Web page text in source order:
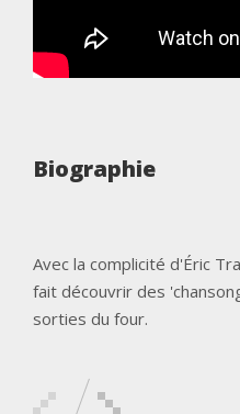
Biographie
Avec la complicité d'Éric
fait découvrir des
sorties du four.